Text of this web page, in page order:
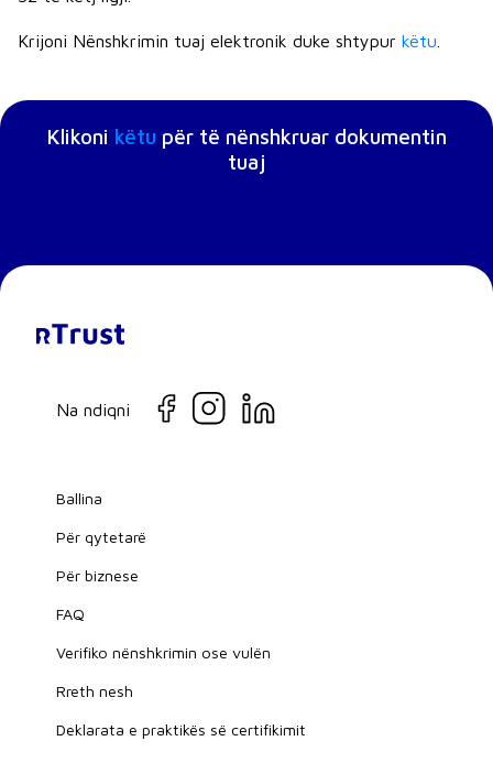
Krijoni Nënshkrimin tuaj elektronik duke shtypur këtu
Klikoni këtu për të nënshkruar dokumentin
tuaj
Na ndiqni
Ballina
Për qytetarë
Për biznese
FAQ
Verifiko nënshkrimin ose vulën
Rreth nesh
Deklarata e praktikës së certifikimit